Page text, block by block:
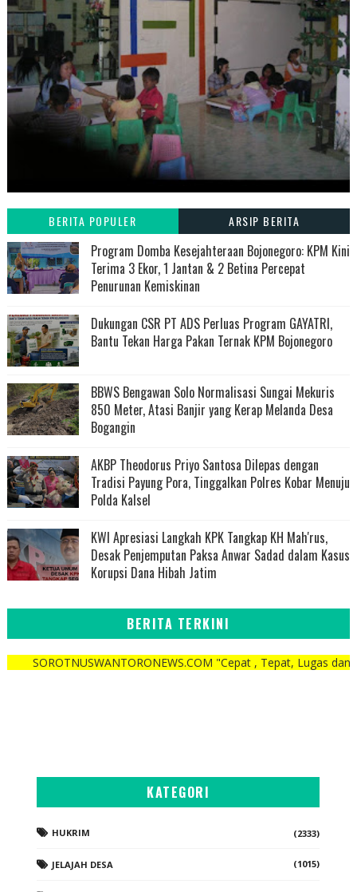
BERITA POPULER ARSIP BERITA
Program Domba Kesejahteraan Bojonegoro: KPM Kini
Terima 3 Ekor, 1 Jantan & 2 Betina Percepat
Penurunan Kemiskinan
Dukungan CSR PT ADS Perluas Program GAYATRI,
Bantu Tekan Harga Pakan Ternak KPM Bojonegoro
BBWS Bengawan Solo Normalisasi Sungai Mekuris
850 Meter, Atasi Banjir yang Kerap Melanda Desa
Bogangin
AKBP Theodorus Priyo Santosa Dilepas dengan
Tradisi Payung Pora, Tinggalkan Polres Kobar Menuju
Polda Kalsel
KWI Apresiasi Langkah KPK Tangkap KH Mah'rus,
Desak Penjemputan Paksa Anwar Sadad dalam Kasus
Korupsi Dana Hibah Jatim
BERITA TERKINI
"Cepat , Tepat, Lugas dan Berani"
KATEGORI
HUKRIM (2333)
JELAJAH DESA (1015)